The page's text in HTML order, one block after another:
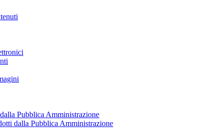
Pubblica Amministrazione
dalla Pubblica Amministrazione